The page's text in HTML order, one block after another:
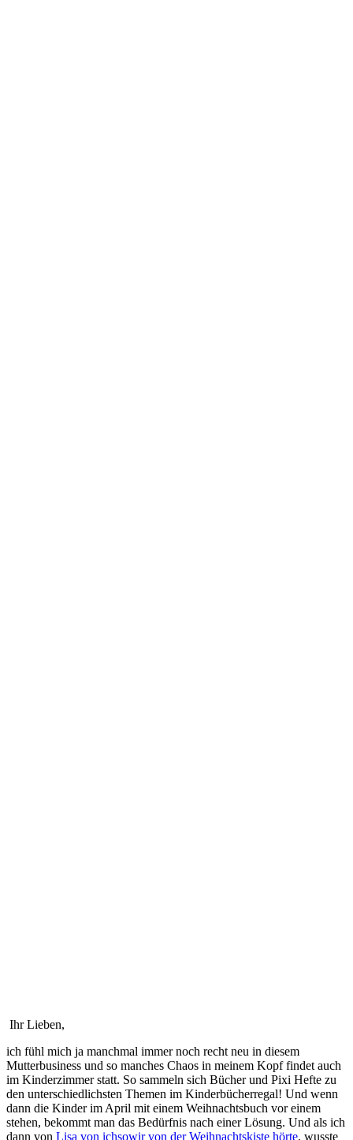
Ihr Lieben,
ich fühl mich ja manchmal immer noch recht neu in diesem
Mutterbusiness und so manches Chaos in meinem Kopf findet auch
im Kinderzimmer statt. So sammeln sich Bücher und Pixi Hefte zu
den unterschiedlichsten Themen im Kinderbücherregal! Und wenn
dann die Kinder im April mit einem Weihnachtsbuch vor einem
stehen, bekommt man das Bedürfnis nach einer Lösung. Und als ich
dann von Lisa von ichsowir von der Weihnachtskiste hörte, wusste